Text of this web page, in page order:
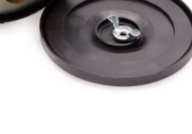
N000-
031-875
330.31
031-
N000-
031-069
N000-
643.04